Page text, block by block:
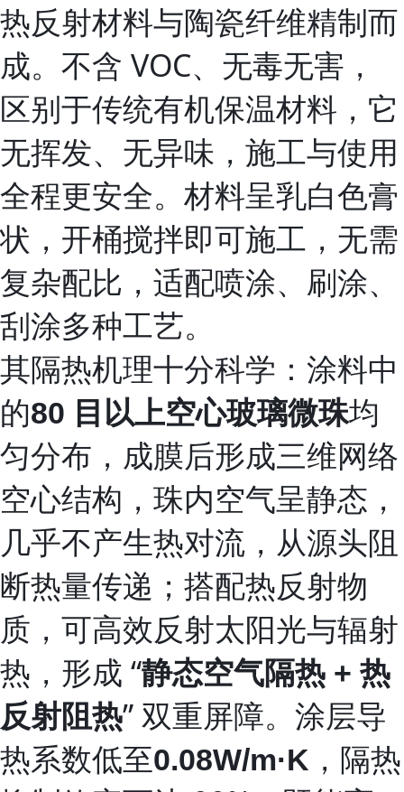
热反射材料与陶瓷纤维精制而
成。不含 VOC、无毒无害，
区别于传统有机保温材料，它
无挥发、无异味，施工与使用
全程更安全。材料呈乳白色膏
状，开桶搅拌即可施工，无需
复杂配比，适配喷涂、刷涂、
刮涂多种工艺。
其隔热机理十分科学：涂料中
的80 目以上空心玻璃微珠均
匀分布，成膜后形成三维网络
空心结构，珠内空气呈静态，
几乎不产生热对流，从源头阻
断热量传递；搭配热反射物
质，可高效反射太阳光与辐射
热，形成 “静态空气隔热 + 热
反射阻热” 双重屏障。涂层导
热系数低至0.08W/m·K ，隔热